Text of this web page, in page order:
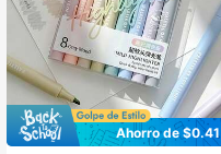
Ahorro de $0.41